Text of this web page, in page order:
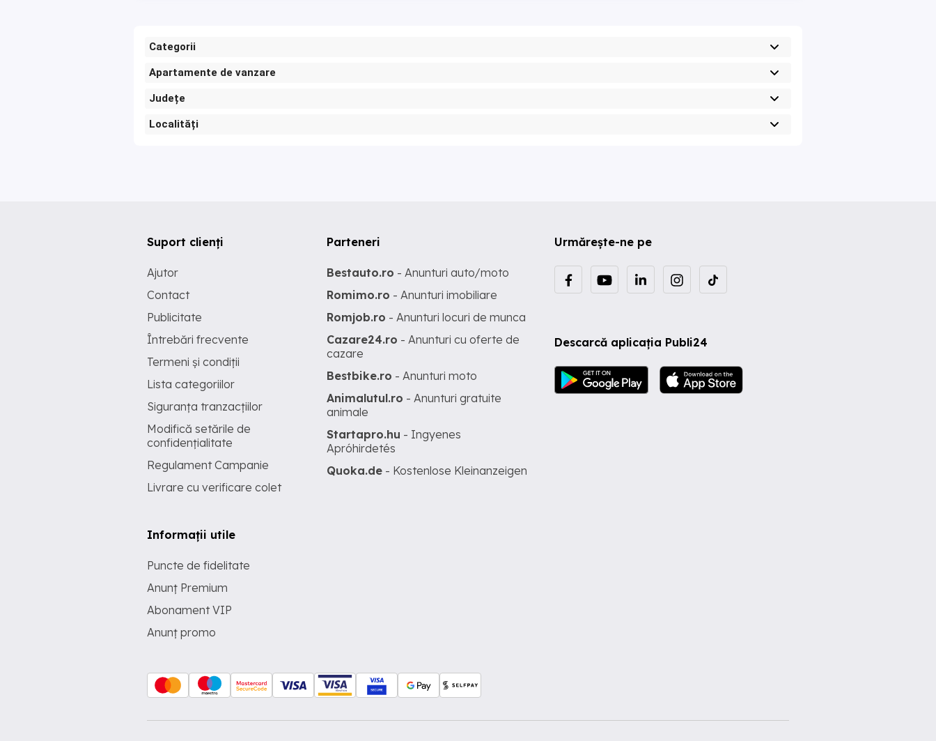
Categorii
Apartamente de vanzare
Județe
Localități
Urmărește-ne pe
Descarcă aplicația Publi24
Suport clienți
Ajutor
Contact
Publicitate
Întrebări frecvente
Termeni și condiții
Lista categoriilor
Siguranța tranzacțiilor
Modifică setările de
confidențialitate
Regulament Campanie
Livrare cu verificare colet
Informații utile
Puncte de fidelitate
Anunț Premium
Abonament VIP
Anunț promo
Parteneri
Bestauto.ro - Anunturi auto/moto
Romimo.ro - Anunturi imobiliare
Romjob.ro - Anunturi locuri de munca
Cazare24.ro - Anunturi cu oferte de
cazare
Bestbike.ro - Anunturi moto
Animalutul.ro - Anunturi gratuite
animale
Startapro.hu - Ingyenes
Apróhirdetés
Quoka.de - Kostenlose Kleinanzeigen